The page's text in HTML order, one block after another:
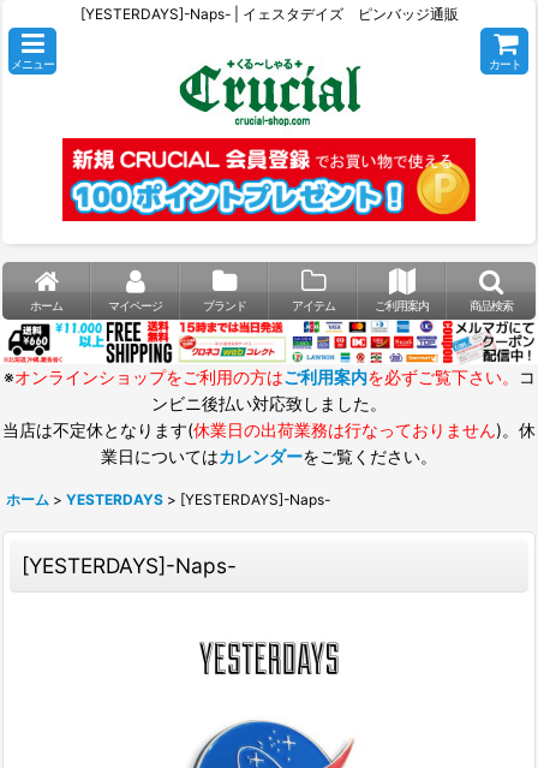
[YESTERDAYS]-Naps- | イェスタデイズ ピンバッジ通販
メニュー カート
ホーム マイページ ブランド アイテム ご利用案内 商品検索
※オンラインショップをご利用の方はご利用案内を必ずご覧下さい。
コ
ンビニ後払い対応致しました。
当店は不定休となります(休業日の出荷業務は行なっておりません)。休
業日についてはカレンダーをご覧ください。
ホーム > YESTERDAYS > [YESTERDAYS]-Naps-
[YESTERDAYS]-Naps-